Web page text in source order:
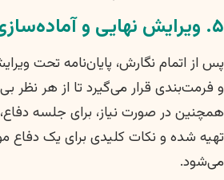
۵. ویرایش نهایی و آماده‌سازی برای دفاع
پس از اتمام نگارش، پایان‌نامه تحت
و فرمت‌بندی قرار می‌گیرد تا از هر
همچنین در صورت نیاز، برای جلسه
تهیه شده و نکات کلیدی برای یک دفاع
می‌شود.